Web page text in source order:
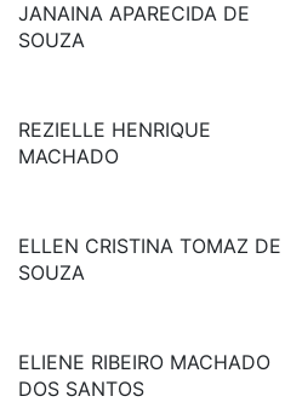
JANAINA APARECIDA DE
SOUZA
REZIELLE HENRIQUE
MACHADO
ELLEN CRISTINA TOMAZ DE
SOUZA
ELIENE RIBEIRO MACHADO
DOS SANTOS